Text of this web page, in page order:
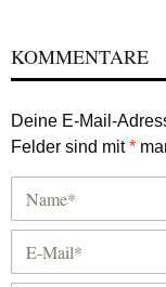
KOMMENTARE
Deine E-Mail-
Felder sind mit*